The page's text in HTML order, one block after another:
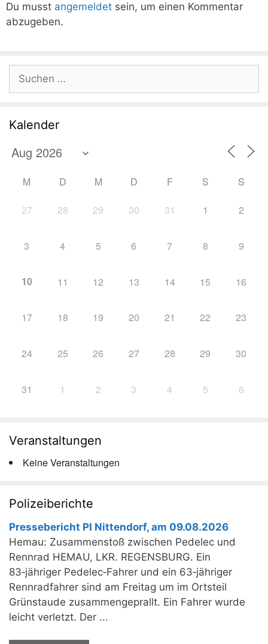
Du musst angemeldet sein, um einen Kommentar
abzugeben.
nach:
Kalender
M D M D F S S
27 28 29 30 31 1 2
3 4 5 6 7 8 9
10 11 12 13 14 15 16
17 18 19 20 21 22 23
24 25 26 27 28 29 30
31 1 2 3 4 5 6
Veranstaltungen
Keine Veranstaltungen
Polizeiberichte
Pressebericht PI Nittendorf, am 09.08.2026
Hemau: Zusammenstoß zwischen Pedelec und
Rennrad HEMAU, LKR. REGENSBURG. Ein
83‑jähriger Pedelec‑Fahrer und ein 63‑jähriger
Rennradfahrer sind am Freitag um im Ortsteil
Grünstaude zusammengeprallt. Ein Fahrer wurde
leicht verletzt. Der ...